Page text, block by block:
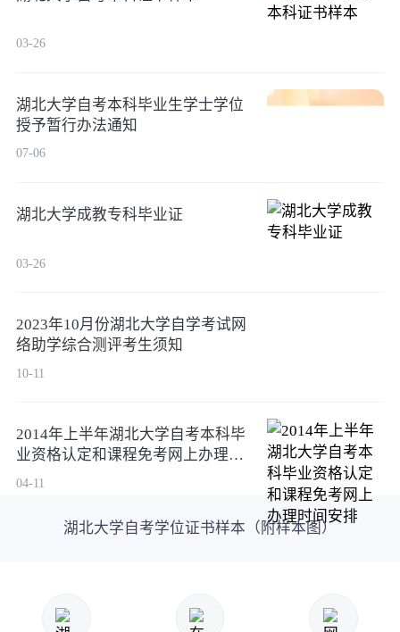
03-26
湖北大学自考本科毕业生学士学位
授予暂行办法通知
07-06
湖北大学成教专科毕业证
03-26
2023年10月份湖北大学自学考试网
络助学综合测评考生须知
10-11
2014年上半年湖北大学自考本科毕
业资格认定和课程免考网上办理时
间安排
04-11
湖北大学自考学位证书样本（附样本图）